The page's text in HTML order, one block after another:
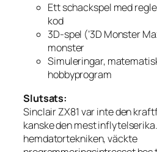
Ett schackspel med
kod
3D-spel (’3D Monster
monster
Simuleringar,
hobbyprogram
Slutsats:
Sinclair ZX81 var inte den
kanske den mest
hemdatortekniken, väckte